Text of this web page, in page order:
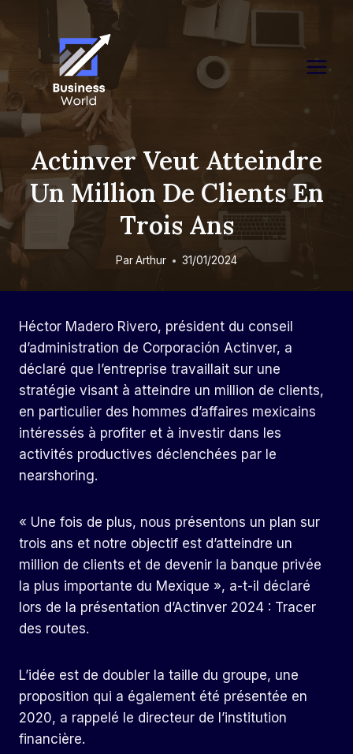
content
Actinver Veut Atteindre
Un Million De Clients En
Trois Ans
ParArthur 31/01/2024
Héctor Madero Rivero, président du conseil
d’administration de Corporación Actinver, a
déclaré que l’entreprise travaillait sur une
stratégie visant à atteindre un million de clients,
en particulier des hommes d’affaires mexicains
intéressés à profiter et à investir dans les
activités productives déclenchées par le
nearshoring.
« Une fois de plus, nous présentons un plan sur
trois ans et notre objectif est d’atteindre un
million de clients et de devenir la banque privée
la plus importante du Mexique », a-t-il déclaré
lors de la présentation d’Actinver 2024 : Tracer
des routes.
L’idée est de doubler la taille du groupe, une
proposition qui a également été présentée en
2020, a rappelé le directeur de l’institution
financière.